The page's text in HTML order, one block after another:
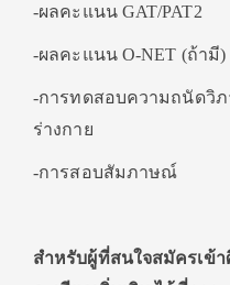
-ผลคะแนน GAT/PAT2
-ผลคะแนน O-NET (ถ้ามี)
-การทดสอบความถนัดวิภ
ร่างกาย
-การสอบสัมภาษณ์
สำหรับผู้ที่สนใจสมัครเข้